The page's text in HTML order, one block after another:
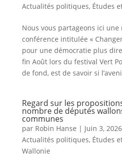
Actualités politiques, Études
Nous vous partageons ici une
conférence intitulée «
pour une démocratie plus
fin Août lors du festival Vert
de fond, est de savoir si
Regard sur les
nombre de députés
communes
par Robin Hanse | Juin 3, 2026
Actualités politiques, Études
Wallonie